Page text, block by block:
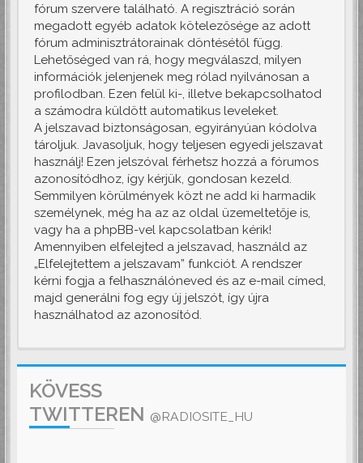
fórum szervere található. A regisztráció során
megadott egyéb adatok kötelezősége az adott
fórum adminisztrátorainak döntésétől függ.
Lehetőséged van rá, hogy megválaszd, milyen
információk jelenjenek meg rólad nyilvánosan a
profilodban. Ezen felül ki-, illetve bekapcsolhatod
a számodra küldött automatikus leveleket.
A jelszavad biztonságosan, egyirányúan kódolva
tároljuk. Javasoljuk, hogy teljesen egyedi jelszavat
használj! Ezen jelszóval férhetsz hozzá a fórumos
azonosítódhoz, így kérjük, gondosan kezeld.
Semmilyen körülmények közt ne add ki harmadik
személynek, még ha az az oldal üzemeltetője is,
vagy ha a phpBB-vel kapcsolatban kérik!
Amennyiben elfelejted a jelszavad, használd az
„Elfelejtettem a jelszavam” funkciót. A rendszer
kérni fogja a felhasználóneved és az e-mail címed,
majd generálni fog egy új jelszót, így újra
használhatod az azonosítód.
KÖVESS
TWITTEREN @RADIOSITE_HU